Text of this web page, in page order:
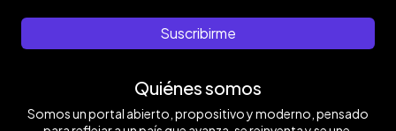
Suscribirme
Quiénes somos
Somos un portal abierto, propositivo y moderno, pensado